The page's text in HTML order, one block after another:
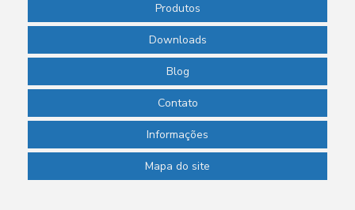
Produtos
Downloads
Blog
Contato
Informações
Mapa do site